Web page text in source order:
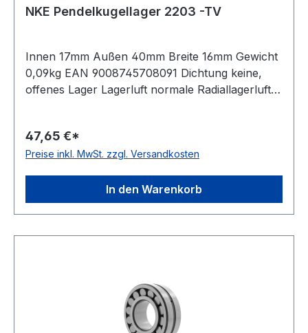
NKE Pendelkugellager 2203 -TV
Innen 17mm Außen 40mm Breite 16mm Gewicht
0,09kg EAN 9008745708091 Dichtung keine,
offenes Lager Lagerluft normale Radiallagerluft
Kugelreihen zweireihiges Lager Toleranzklasse
Toleranzklasse P0/PN bzw. ABEC 1 Innenring
47,65 €*
Preise inkl. MwSt. zzgl. Versandkosten
In den Warenkorb